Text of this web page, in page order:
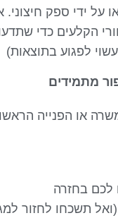
על ידי ספק
הקלעים כדי
לפגוע בתוצאות)
מתמידים
או הפנייה
לכם בחזרה
תשכחו לחזור